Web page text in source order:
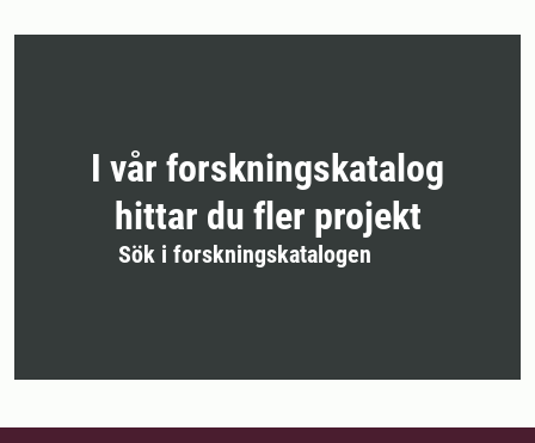
I vår forskningskatalog
hittar du fler projekt
Sök i forskningskatalogen